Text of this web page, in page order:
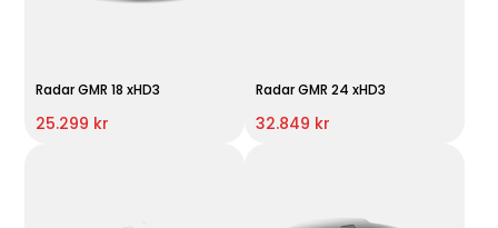
Radar GMR 18 xHD3
25.299 kr
Radar GMR 24 xHD3
32.849 kr